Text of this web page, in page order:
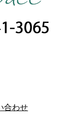
合わせ